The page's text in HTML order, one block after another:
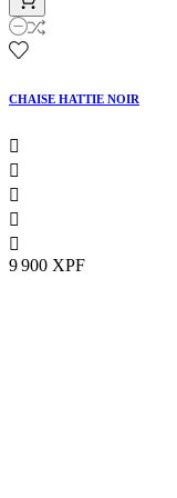
CHAISE HATTIE NOIR





9 900 XPF